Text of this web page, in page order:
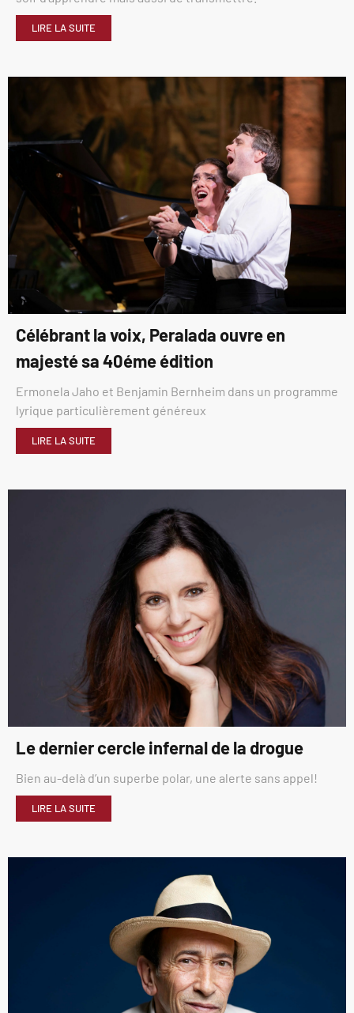
LIRE LA SUITE
Célébrant la voix, Peralada ouvre en
majesté sa 40éme édition
Ermonela Jaho et Benjamin Bernheim dans un programme
lyrique particulièrement généreux
LIRE LA SUITE
Le dernier cercle infernal de la drogue
Bien au-delà d’un superbe polar, une alerte sans appel!
LIRE LA SUITE